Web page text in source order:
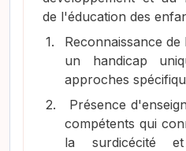
de l'éducation des
1.
Reconnaissance
un handicap
approches
2.
Présence
compétents qui
la surdicécité